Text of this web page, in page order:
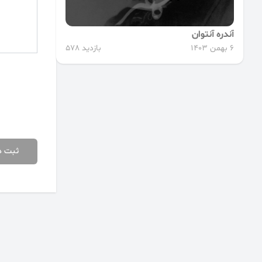
آندره آنتوان
6 بهمن 1403 بازدید 578
ثبت